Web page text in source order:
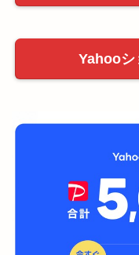
Yahooシ